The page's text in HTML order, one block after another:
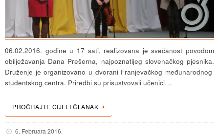
06.02.2016. godine u 17 sati, realizovana je svečanost povodom
obilježavanja Dana Prešerna, najpoznatijeg slovenačkog pjesnika.
Druženje je organizovano u dvorani Franjevačkog međunarodnog
studentskog centra. Priredbi su prisustvovali učenici…
PROČITAJTE CIJELI ČLANAK
6. Februara 2016.